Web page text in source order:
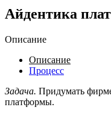
Айдентика
Описание
Описание
Процесс
Задача. Придумать
платформы.